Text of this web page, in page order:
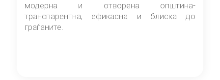
модерна и отворена општина-
транспарентна, ефикасна и блиска до
граѓаните.